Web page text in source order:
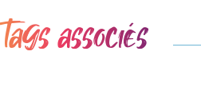
associés